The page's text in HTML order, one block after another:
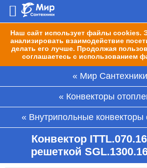
Наш сайт использует файлы cookies.
анализировать взаимодействие
делать его лучше. Продолжая
соглашаетесь с использованием
Мир Сантехники
Конвекторы
Внутрипольные конвекторы
Конвектор
решеткой